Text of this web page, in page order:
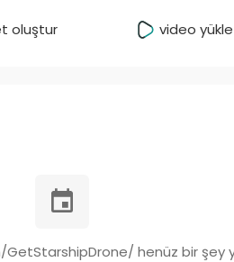
oluştur video yükle
henüz bir şey